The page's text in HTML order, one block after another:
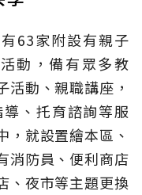
63家附設有親子
動，備有眾多教
動、親職講座，
、托育諮詢等服
，就設置繪本區、
消防員、便利商店
、夜市等主題更換